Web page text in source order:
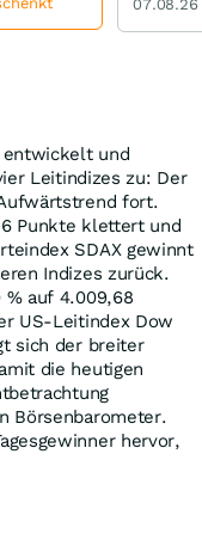
entwickelt und
Leitindizes zu: Der
fort.
Punkte klettert und
SDAX gewinnt
Indizes zurück.
auf 4.009,68
US-Leitindex Dow
sich der breiter
die heutigen
Börsenbarometer.
hervor,
07.08.26